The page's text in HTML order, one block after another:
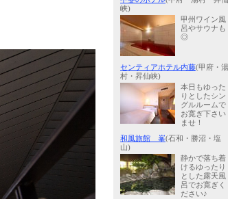
峡)
甲州ワイン風
呂やサウナも
◎
センティアホテル内藤(甲府・湯
村・昇仙峡)
本日もゆった
りとしたシン
グルルームで
お寛ぎ下さい
ませ！
和風旅館 峯(石和・勝沼・塩
山)
静かで落ち着
けるゆったり
とした露天風
呂でお寛ぎく
ださい♪